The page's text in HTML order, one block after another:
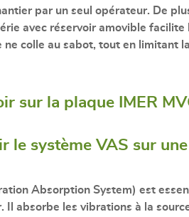
par un seul opérateur. De
avec réservoir amovible facilite
ne colle au sabot, tout en limitant
sur la plaque IMER
le système VAS sur
Absorption System) est
Il absorbe les vibrations à la